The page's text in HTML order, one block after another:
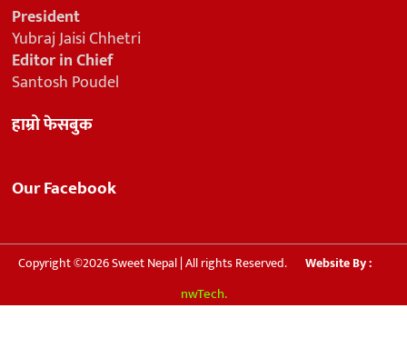
President
Yubraj Jaisi Chhetri
Editor in Chief
Santosh Poudel
हाम्रो फेसबुक
Our Facebook
Copyright ©2026 Sweet Nepal | All rights Reserved. Website By :
nwTech.